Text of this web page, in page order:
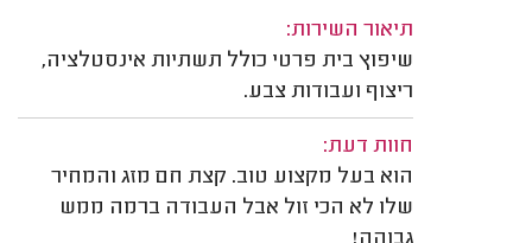
תיאור השירות:
שיפוץ בית פרטי כולל תשתיות אינסטלציה,
ריצוף ועבודות צבע.
חוות דעת:
הוא בעל מקצוע טוב. קצת חם מזג והמחיר
שלו לא הכי זול אבל העבודה ברמה ממש